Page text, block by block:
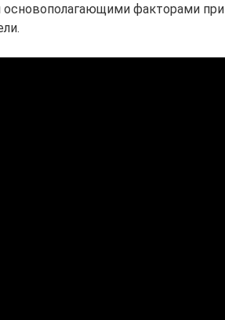
основополагающими факторами при